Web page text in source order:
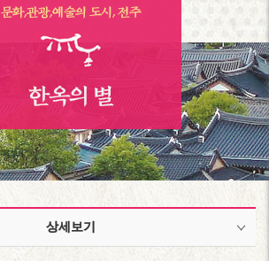
문화,관광,예술의 도시, 전주
한옥의 별
상세보기